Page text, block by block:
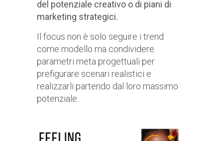
del potenziale creativo o di piani di
marketing strategici.
Il focus non è solo seguire i trend
come modello ma condividere
parametri meta progettuali per
prefigurare scenari realistici e
realizzarli partendo dal loro massimo
potenziale.